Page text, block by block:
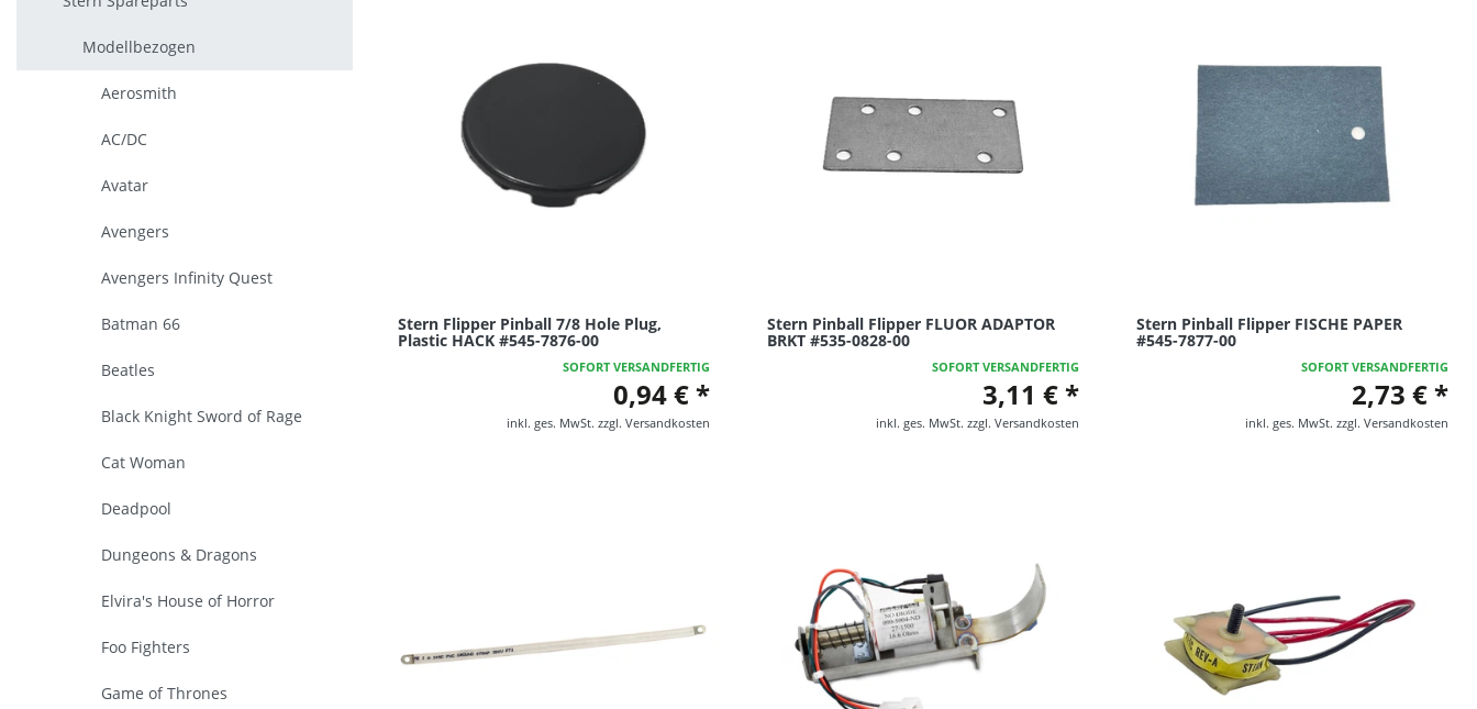
Modellbezogen
Aerosmith
AC/DC
Avatar
Avengers
Avengers Infinity Quest
Batman 66
Beatles
Black Knight Sword of Rage
Cat Woman
Deadpool
Dungeons & Dragons
Elvira's House of Horror
Foo Fighters
Game of Thrones
Stern Flipper Pinball 7/8 Hole Plug,
Plastic HACK #545-7876-00
SOFORT VERSANDFERTIG
0,94 € *
inkl. ges. MwSt. zzgl. Versandkosten
Stern Pinball Flipper FLUOR ADAPTOR
BRKT #535-0828-00
SOFORT VERSANDFERTIG
3,11 € *
inkl. ges. MwSt. zzgl. Versandkosten
Stern Pinball Flipper FISCHE PAPER
#545-7877-00
SOFORT VERSANDFERTIG
2,73 € *
inkl. ges. MwSt. zzgl. Versandkosten